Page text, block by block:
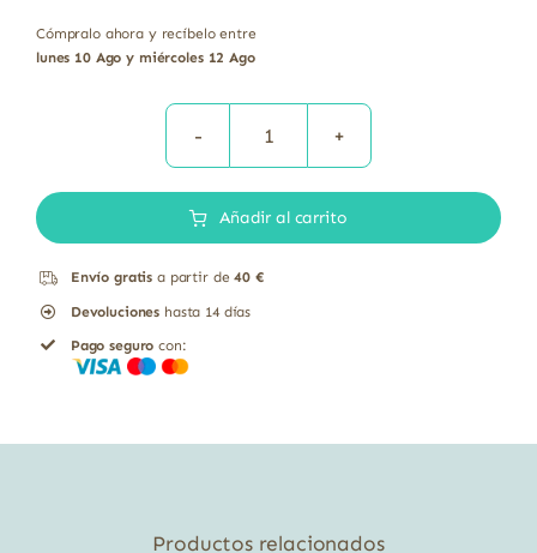
Cómpralo ahora y recíbelo entre
lunes 10 Ago y miércoles 12 Ago
Extracto
Drosera
Añadir al carrito
Envío gratis a partir de40 €
Devoluciones hasta 14 días
Pago seguro con:
Productos relacionados